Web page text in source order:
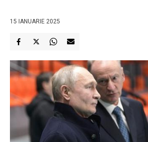
15 IANUARIE 2025